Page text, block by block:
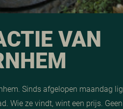
VAN
Sinds afgelopen maandag
Wie ze vindt, wint een prijs.